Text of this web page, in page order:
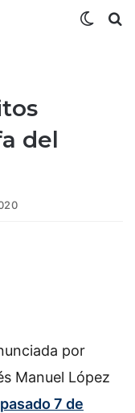
del
por
Manuel López
7 de